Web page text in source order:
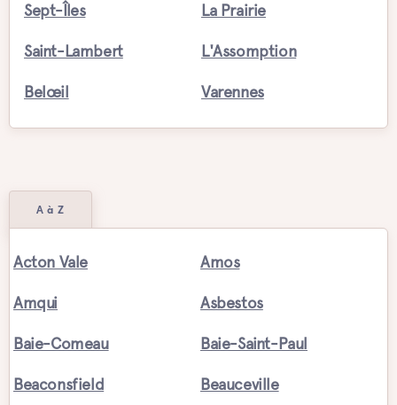
Sept-Îles La Prairie
Saint-Lambert L'Assomption
Belœil Varennes
A à Z
Acton Vale Amos
Amqui Asbestos
Baie-Comeau Baie-Saint-Paul
Beaconsfield Beauceville